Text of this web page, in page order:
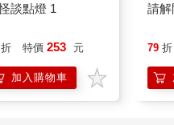
眼睜開的模樣極其嚇人！之
，糾纏著我，並且不斷發出
想把什麼撕碎！啊！我竟在
的眼睛、呻吟、觸感，無不
覺那遺體讓人作嘔，甚至讓
談點燈 1
折 特價 253 元
加入購物車
請解
79 折